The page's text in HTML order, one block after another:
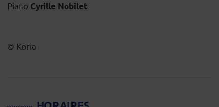
Piano Cyrille Nobilet
© Koria